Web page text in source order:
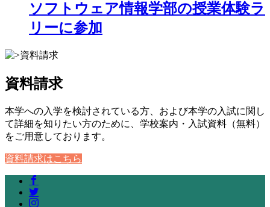
ソフトウェア情報学部の授業体験ラ
リーに参加
資料請求
本学への入学を検討されている方、および本学の入試に関し
て詳細を知りたい方のために、学校案内・入試資料（無料）
をご用意しております。
資料請求はこちら